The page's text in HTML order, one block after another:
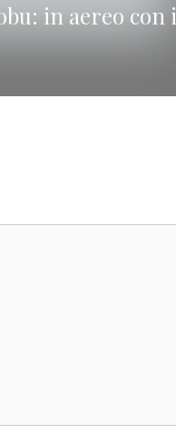
in aereo con i